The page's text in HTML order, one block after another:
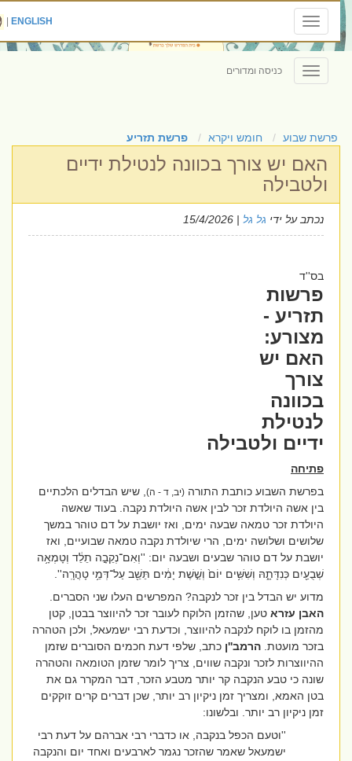
Toggle
navigation
ENGLISH
|
Toggle
navigation
כניסה ומדורים
פרשת שבוע חומש ויקרא פרשת תזריע
האם יש צורך בכוונה לנטילת ידיים
ולטבילה
נכתב על ידיגל גל | 15/4/2026
בס''ד
פרשות
תזריע -
מצורע:
האם יש
צורך
בכוונה
לנטילת
ידיים ולטבילה
פתיחה
בפרשת השבוע כותבת התורה(יב, ד - ה) , שיש הבדלים הלכתיים
בין אשה היולדת זכר לבין אשה היולדת נקבה. בעוד שאשה
היולדת זכר טמאה שבעה ימים, ואז יושבת על דם טוהר במשך
שלושים ושלושה ימים, הרי שיולדת נקבה טמאה שבועיים, ואז
יושבת על דם טוהר שבעים ושבעה יום: ''וְאִם־נְקֵבָ֣ה תֵלֵ֔ד וְטָמְאָ֥ה
שְׁבֻעַ֖יִם כְּנִדָּתָ֑הּ וְשִׁשִּׁ֥ים יוֹם֙ וְשֵׁ֣שֶׁת יָמִ֔ים תֵּשֵׁ֖ב עַל־דְּמֵ֥י טָהֳרָֽה''.
מדוע יש הבדל בין זכר לנקבה? המפרשים העלו שני הסברים.
האבן עזראטען, שהזמן הלוקח לעובר זכר להיווצר בבטן, קטן
מהזמן בו לוקח לנקבה להיווצר, וכדעת רבי ישמעאל, ולכן הטהרה
בזכר מועטת.הרמב''ןכתב, שלפי דעת חכמים הסוברים שזמן
ההיווצרות לזכר ונקבה שווים, צריך לומר שזמן הטומאה והטהרה
שונה כי טבע הנקבה קר יותר מטבע הזכר, דבר המקרר גם את
בטן האמא, ומצריך זמן ניקיון רב יותר, שכן דברים קרים זוקקים
זמן ניקיון רב יותר. ובלשונו:
''וטעם הכפל בנקבה, או כדברי רבי אברהם על דעת רבי
ישמעאל שאמר שהזכר נגמר לארבעים ואחד יום והנקבה